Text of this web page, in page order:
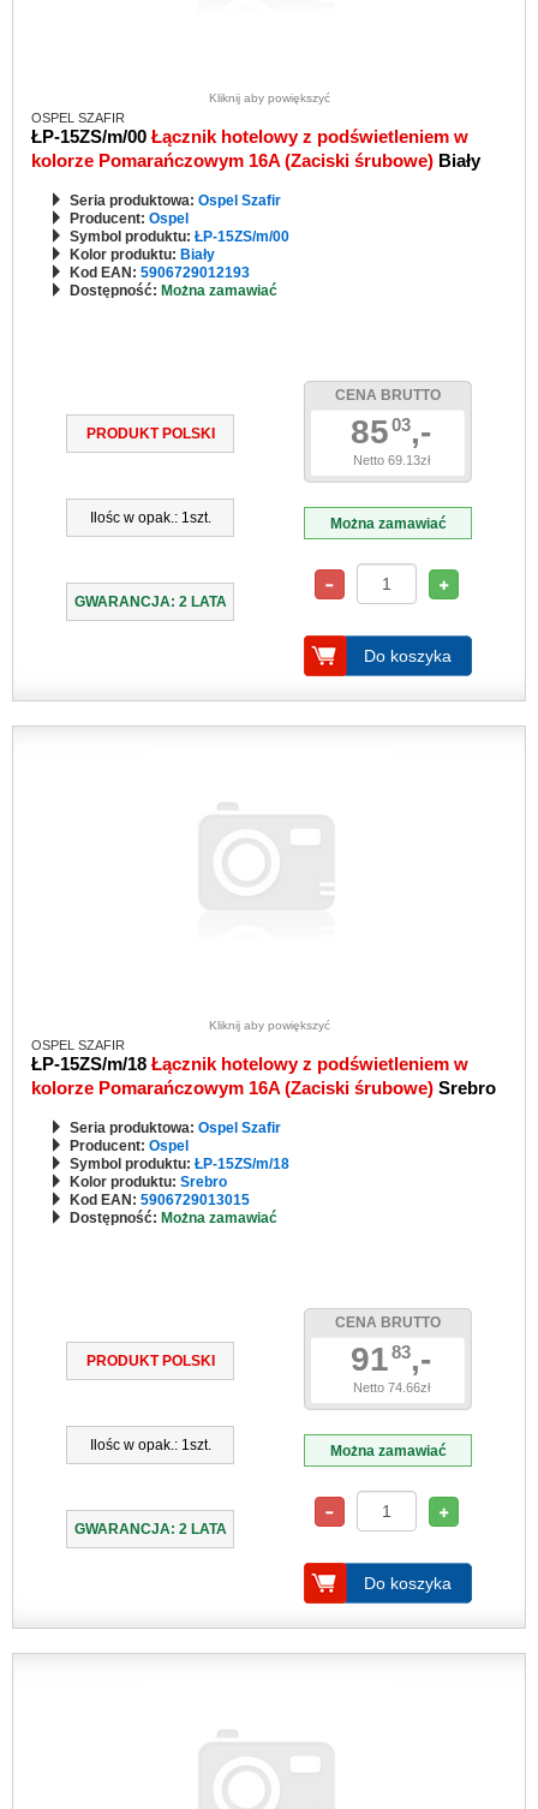
Kliknij aby powiększyć
OSPEL SZAFIR
ŁP-15ZS/m/00 Łącznik hotelowy z podświetleniem w
kolorze Pomarańczowym 16A (Zaciski śrubowe) Biały
Seria produktowa: Ospel Szafir
Producent: Ospel
Symbol produktu: ŁP-15ZS/m/00
Kolor produktu: Biały
Kod EAN: 5906729012193
Dostępność: Można zamawiać
PRODUKT POLSKI
Ilośc w opak.: 1szt.
GWARANCJA: 2 LATA
CENA BRUTTO
8503,-
Netto 69.13zł
Można zamawiać
Do koszyka
Kliknij aby powiększyć
OSPEL SZAFIR
ŁP-15ZS/m/18 Łącznik hotelowy z podświetleniem w
kolorze Pomarańczowym 16A (Zaciski śrubowe) Srebro
Seria produktowa: Ospel Szafir
Producent: Ospel
Symbol produktu: ŁP-15ZS/m/18
Kolor produktu: Srebro
Kod EAN: 5906729013015
Dostępność: Można zamawiać
PRODUKT POLSKI
Ilośc w opak.: 1szt.
GWARANCJA: 2 LATA
CENA BRUTTO
9183,-
Netto 74.66zł
Można zamawiać
Do koszyka